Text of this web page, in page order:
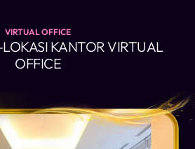
VIRTUAL OFFICE
KANTOR VIRTUAL
OFFICE